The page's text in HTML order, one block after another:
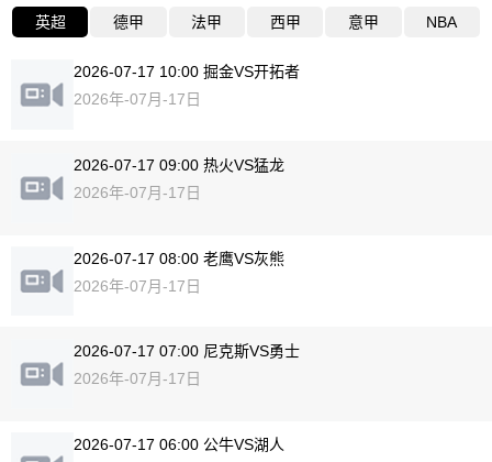
英超 德甲 法甲 西甲 意甲 NBA
2026-07-17 10:00 掘金VS开拓者
2026年-07月-17日
2026-07-17 09:00 热火VS猛龙
2026年-07月-17日
2026-07-17 08:00 老鹰VS灰熊
2026年-07月-17日
2026-07-17 07:00 尼克斯VS勇士
2026年-07月-17日
2026-07-17 06:00 公牛VS湖人